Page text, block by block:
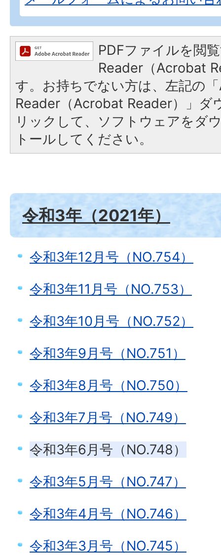
PDFファイルを閲
Reader（Acrobat
す。お持ちでない方は、左記の
Reader（Acrobat Reader）」ダ
リックして、ソフトウェアをダ
トールしてください。
令和3年（2021年）
令和3年12月号（NO.754）
令和3年11月号（NO.753）
令和3年10月号（NO.752）
令和3年9月号（NO.751）
令和3年8月号（NO.750）
令和3年7月号（NO.749）
令和3年6月号（NO.748）
令和3年5月号（NO.747）
令和3年4月号（NO.746）
令和3年3月号（NO.745）